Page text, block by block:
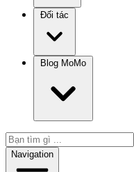
Đối tác
Blog MoMo
Navigation